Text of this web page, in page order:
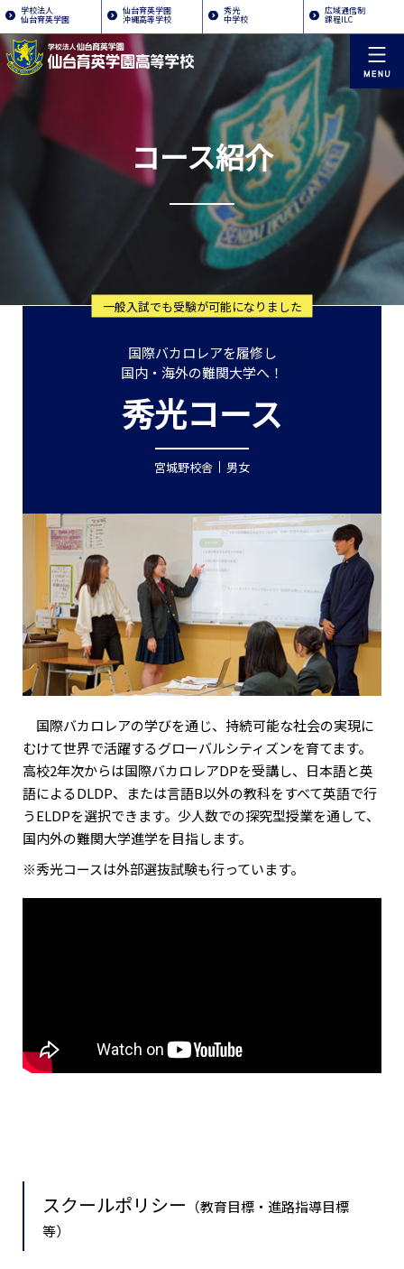
学校法人
仙台育英学園
仙台育英学園
沖縄高等学校
秀光
中学校
広域通信制
課程ILC
コース紹介
一般入試でも受験が可能になりました
国際バカロレアを履修し
国内・海外の難関大学へ！
秀光コース
宮城野校舎 男女
国際バカロレアの学びを通じ、持続可能な社会の実現に
むけて世界で活躍するグローバルシティズンを育てます。
高校2年次からは国際バカロレアDPを受講し、日本語と英
語によるDLDP、または言語B以外の教科をすべて英語で行
うELDPを選択できます。少人数での探究型授業を通して、
国内外の難関大学進学を目指します。
※秀光コースは外部選抜試験も行っています。
スクールポリシー （教育目標・進路指導目標
等）